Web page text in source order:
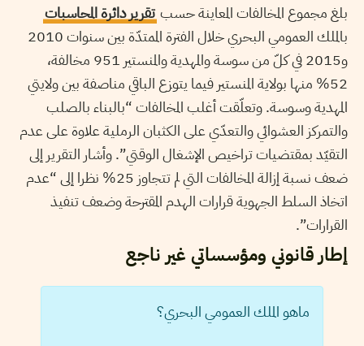
بلغ مجموع المخالفات المعاينة حسب تقرير دائرة المحاسبات
بالملك العمومي البحري خلال الفترة الممتدّة بين سنوات 2010
و2015 في كلّ من سوسة والمهدية والمنستير 951 مخالفة،
52% منها بولاية المنستير فيما يتوزع الباقي مناصفة بين ولايتي
المهدية وسوسة. وتعلّقت أغلب المخالفات “بالبناء بالصلب
والتمركز العشوائي والتعدّي على الكثبان الرملية علاوة على عدم
التقيّد بمقتضيات تراخيص الإشغال الوقتي”. وأشار التقرير إلى
ضعف نسبة إزالة المخالفات التي لم تتجاوز 25% نظرا إلى “عدم
اتخاذ السلط الجهوية قرارات الهدم المقترحة وضعف تنفيذ
القرارات”.
إطار قانوني ومؤسساتي غير ناجع
ماهو الملك العمومي البحري؟